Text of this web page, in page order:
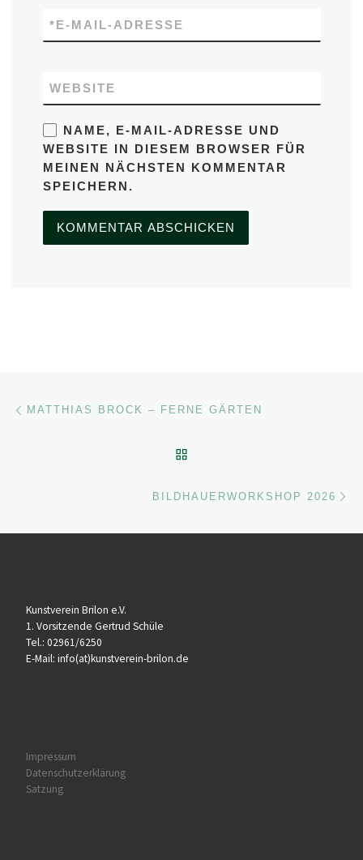
E-MAIL-ADRESSE
*
WEBSITE
NAME, E-MAIL-ADRESSE UND
WEBSITE IN DIESEM BROWSER FÜR
MEINEN NÄCHSTEN KOMMENTAR
SPEICHERN.
Beitragsnavigation
MATTHIAS BROCK – FERNE GÄRTEN
BILDHAUERWORKSHOP 2026
Kunstverein Brilon e.V.
1. Vorsitzende Gertrud Schüle
Tel.: 02961/6250
E-Mail: info(at)kunstverein-brilon.de
Impressum
Datenschutzerklärung
Satzung